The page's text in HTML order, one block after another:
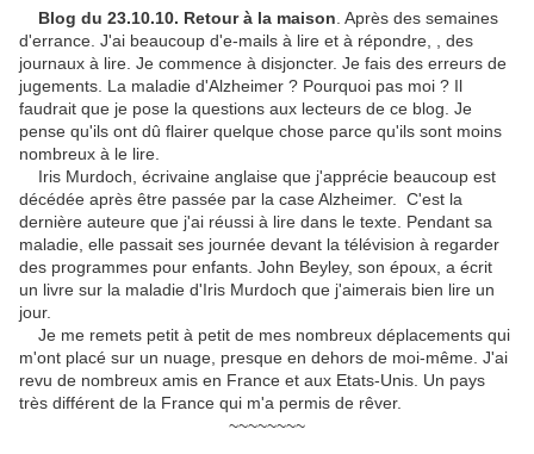
Blog du 23.10.10. Retour à la maison . Après des semaines
d'errance. J'ai beaucoup d'e-mails à lire et à répondre, , des
journaux à lire. Je commence à disjoncter. Je fais des erreurs de
jugements. La maladie d'Alzheimer ? Pourquoi pas moi ? Il
faudrait que je pose la questions aux lecteurs de ce blog. Je
pense qu'ils ont dû flairer quelque chose parce qu'ils sont moins
nombreux à le lire.
Iris Murdoch, écrivaine anglaise que j'apprécie beaucoup est
décédée après être passée par la case Alzheimer. C'est la
dernière auteure que j'ai réussi à lire dans le texte. Pendant sa
maladie, elle passait ses journée devant la télévision à regarder
des programmes pour enfants. John Beyley, son époux, a écrit
un livre sur la maladie d'Iris Murdoch que j'aimerais bien lire un
jour.
Je me remets petit à petit de mes nombreux déplacements qui
m'ont placé sur un nuage, presque en dehors de moi-même. J'ai
revu de nombreux amis en France et aux Etats-Unis. Un pays
très différent de la France qui m'a permis de rêver.
~~~~~~~~